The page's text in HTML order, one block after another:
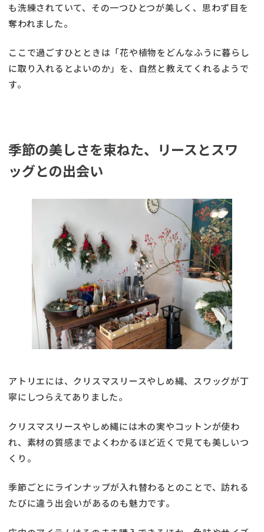
も洗練されていて、その一つひとつが美しく、思わず目を
奪われました。
ここで過ごすひとときは「花や植物をどんなふうに暮らし
に取り入れるとよいのか」を、自然と教えてくれるようで
す。
季節の美しさを束ねた、リースとスワ
ッグとの出会い
アトリエには、クリスマスリースやしめ縄、スワッグが丁
寧にしつらえてありました。
クリスマスリースやしめ縄には木の実やコットンが使わ
れ、素材の質感までよくわかるほど近くで見ても美しいつ
くり。
季節ごとにラインナップが入れ替わるとのことで、訪れる
たびに違う出会いがあるのも魅力です。